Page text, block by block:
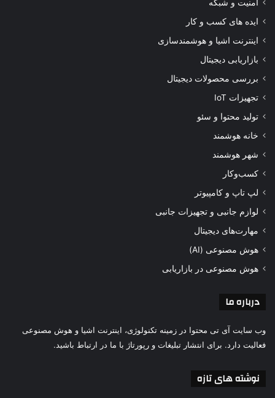
امنیت و شبکه
ایده های کسب و کار
اینترنت اشیا و هوشمندسازی
بازاریابی دیجیتال
بررسی محصولات دیجیتال
تجهیزات IoT
تولید محتوا و سئو
خانه هوشمند
شهر هوشمند
کسب‌وکار
لپ تاپ و کامپیوتر
لوازم جانبی و تجهیزات جانبی
مهارت‌های دیجیتال
هوش مصنوعی (AI)
هوش مصنوعی در بازاریابی
درباره ما
وب سایت آی تی محتوا در زمینه تکنولوژی، اینترنت اشیا و هوش مصنوعی
فعالیت دارد. برای انتشار تبلیغات و رپورتاژ با ما در ارتباط باشید.
نوشته های تازه